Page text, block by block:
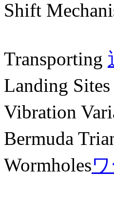
Shift
Transporting
Landing Sites
Vibration
Bermuda
Wormholes